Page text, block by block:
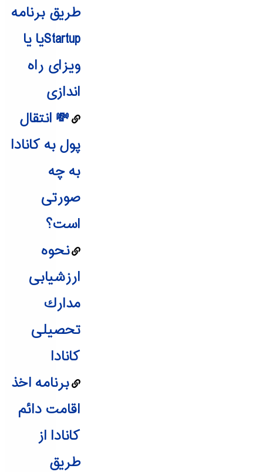
طریق برنامه
Startupیا یا
ویزای راه
اندازی
💸 انتقال
پول به کانادا
به چه
صورتی
است؟
نحوه‌
ارزشیابی
مدارك‌
تحصیلی
کانادا
برنامه اخذ
اقامت دائم
کانادا از
طریق